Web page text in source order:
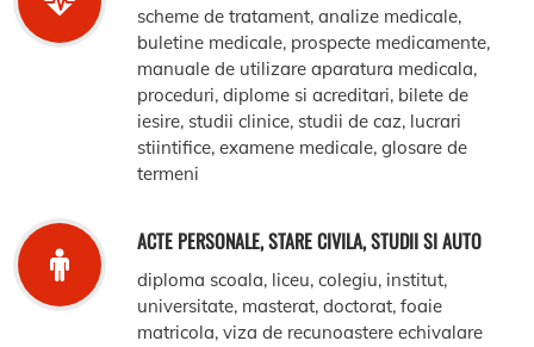
scheme de tratament, analize medicale,
buletine medicale, prospecte medicamente,
manuale de utilizare aparatura medicala,
proceduri, diplome si acreditari, bilete de
iesire, studii clinice, studii de caz, lucrari
stiintifice, examene medicale, glosare de
termeni
ACTE PERSONALE, STARE CIVILA, STUDII SI AUTO
diploma scoala, liceu, colegiu, institut,
universitate, masterat, doctorat, foaie
matricola, viza de recunoastere echivalare